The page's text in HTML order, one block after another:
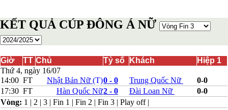
Belarus
Bắc Macedonia
Bỉ
Croatia
Estonia
Georgia
Gibralta
KẾT QUẢ CÚP ĐÔNG Á NỮ
Giờ TT Chủ Tỷ số Khách
Hiệp 1
Thứ 4, ngày 16/07
14:00 FT Nhật Bản Nữ (T)0 - 0 Trung Quốc Nữ
0-0
17:30 FT Hàn Quốc Nữ2 - 0 Đài Loan Nữ
0-0
Vòng: 1 | 2 | 3 | Fin 1 | Fin 2 | Fin 3 | Play off|